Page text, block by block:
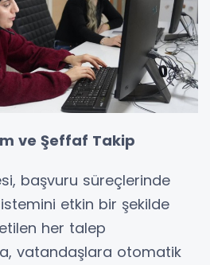
ve Şeffaf Takip
başvuru süreçlerinde
etkin bir şekilde
her talep
vatandaşlara otomatik